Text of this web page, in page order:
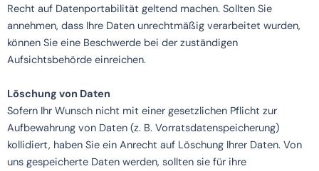
Recht auf Datenportabilität geltend machen. Sollten Sie
annehmen, dass Ihre Daten unrechtmäßig verarbeitet wurden,
können Sie eine Beschwerde bei der zuständigen
Aufsichtsbehörde einreichen.
Löschung von Daten
Sofern Ihr Wunsch nicht mit einer gesetzlichen Pflicht zur
Aufbewahrung von Daten (z. B. Vorratsdatenspeicherung)
kollidiert, haben Sie ein Anrecht auf Löschung Ihrer Daten. Von
uns gespeicherte Daten werden, sollten sie für ihre